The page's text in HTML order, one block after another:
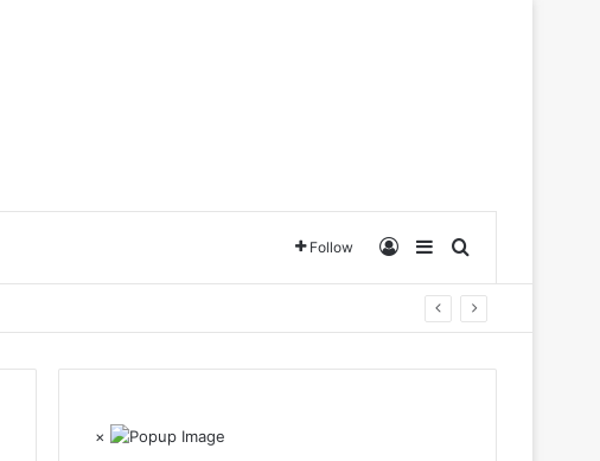
Follow Log InSidebarSearch for
×